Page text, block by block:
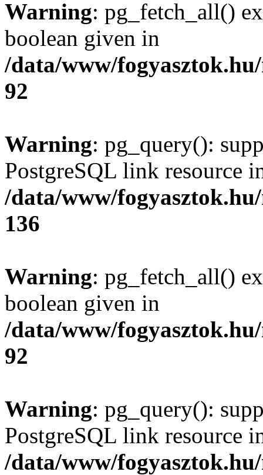
Warning: pg_fetch_all()
boolean given in
/data/www/
92
Warning: pg_query():
PostgreSQL link resource
/data/www/
136
Warning: pg_fetch_all()
boolean given in
/data/www/
92
Warning: pg_query():
PostgreSQL link resource
/data/www/